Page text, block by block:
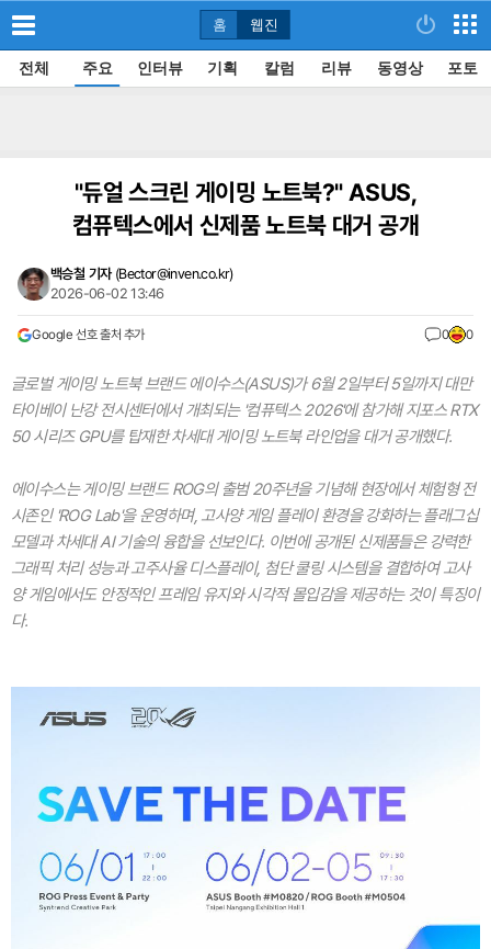
홈 웹진
전체 주요 인터뷰 기획 칼럼 리뷰 동영상 포토
"듀얼 스크린 게이밍 노트북?" ASUS,
컴퓨텍스에서 신제품 노트북 대거 공개
백승철 기자 (Bector@inven.co.kr)
2026-06-02 13:46
Google 선호 출처 추가 0 0
글로벌 게이밍 노트북 브랜드 에이수스(ASUS)가 6월 2일부터 5일까지 대만
타이베이 난강 전시센터에서 개최되는 '컴퓨텍스 2026'에 참가해 지포스 RTX
50 시리즈 GPU를 탑재한 차세대 게이밍 노트북 라인업을 대거 공개했다.
에이수스는 게이밍 브랜드 ROG의 출범 20주년을 기념해 현장에서 체험형 전
시존인 'ROG Lab'을 운영하며, 고사양 게임 플레이 환경을 강화하는 플래그십
모델과 차세대 AI 기술의 융합을 선보인다. 이번에 공개된 신제품들은 강력한
그래픽 처리 성능과 고주사율 디스플레이, 첨단 쿨링 시스템을 결합하여 고사
양 게임에서도 안정적인 프레임 유지와 시각적 몰입감을 제공하는 것이 특징이
다.